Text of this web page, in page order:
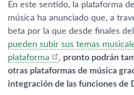
En este sentido, la plataforma
música ha anunciado que, a
beta por la que desde finales
pueden subir sus temas
plataforma
, pronto podrán
otras plataformas de música
integración de las funciones de